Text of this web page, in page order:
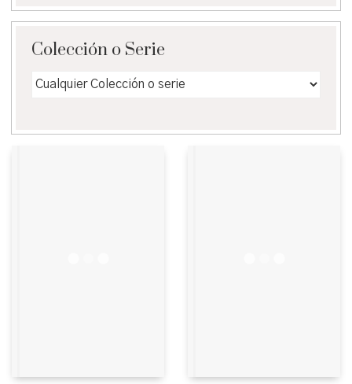
Colección o Serie